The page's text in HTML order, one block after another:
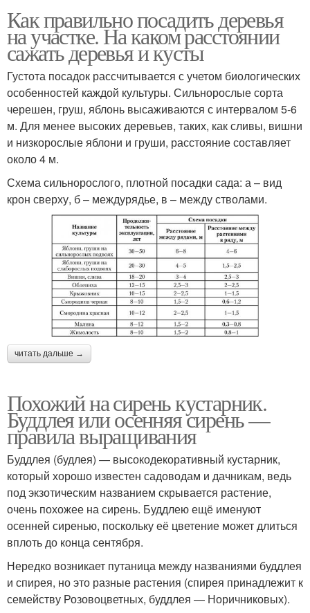
Как правильно посадить деревья
на участке. На каком расстоянии
сажать деревья и кусты
Густота посадок рассчитывается с учетом биологических
особенностей каждой культуры. Сильнорослые сорта
черешен, груш, яблонь высаживаются с интервалом 5-6
м. Для менее высоких деревьев, таких, как сливы, вишни
и низкорослые яблони и груши, расстояние составляет
около 4 м.
Схема сильнорослого, плотной посадки сада: а – вид
крон сверху, б – междурядье, в – между стволами.
читать дальше →
Похожий на сирень кустарник.
Буддлея или осенняя сирень —
правила выращивания
Буддлея (будлея) — высокодекоративный кустарник,
который хорошо известен садоводам и дачникам, ведь
под экзотическим названием скрывается растение,
очень похожее на сирень. Буддлею ещё именуют
осенней сиренью, поскольку её цветение может длиться
вплоть до конца сентября.
Нередко возникает путаница между названиями буддлея
и спирея, но это разные растения (спирея принадлежит к
семейству Розовоцветных, буддлея — Норичниковых).